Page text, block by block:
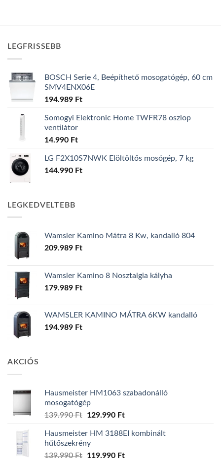
LEGFRISSEBB
BOSCH Serie 4, Beépíthető mosogatógép, 60 cm
SMV4ENX06E
194.989 Ft
Somogyi Elektronic Home TWFR78 oszlop
ventilátor
14.990 Ft
LG F2X10S7NWK Elöltöltős mosógép, 7 kg
144.990 Ft
LEGKEDVELTEBB
Wamsler Kamino Mátra 8 Kw, kandalló 804
209.989 Ft
Wamsler Kamino 8 Nosztalgia kályha
179.989 Ft
WAMSLER KAMINO MÁTRA 6KW kandalló
194.989 Ft
AKCIÓS
Hausmeister HM1063 szabadonálló
mosogatógép
139.990Ft
Original
was:
139.990 Ft.
129.990 FtCurrent
is:
Hausmeister HM 3188EI kombinált
hűtőszekrény
139.990Ft
Original
119.990 FtCurrent